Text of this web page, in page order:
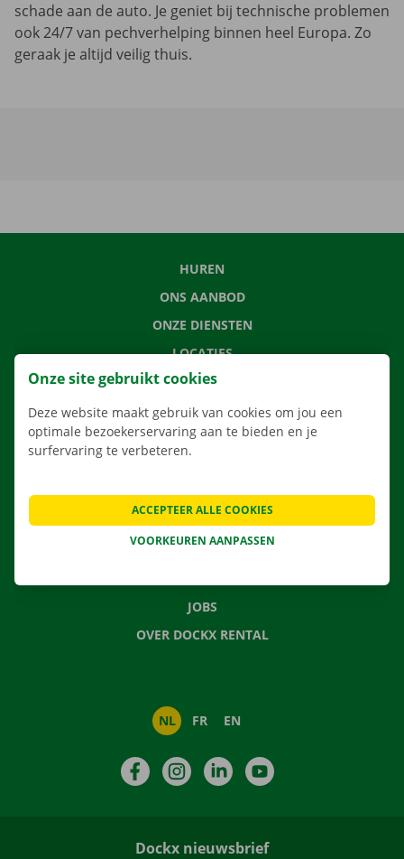
schade aan de auto. Je geniet bij technische problemen
ook 24/7 van pechverhelping binnen heel Europa. Zo
geraak je altijd veilig thuis.
HUREN
ONS AANBOD
ONZE DIENSTEN
LOCATIES
APP
VERHUISOPLOSSINGEN
CONTACTEER ONS
VEELGESTELDE VRAGEN
NIEUWS
JOBS
OVER DOCKX RENTAL
NL FR EN
FacebookInstagramLinkedIn
Dockx nieuwsbrief
Onze site gebruikt cookies
Deze website maakt gebruik van cookies om jou een
optimale bezoekerservaring aan te bieden en je
surfervaring te verbeteren.
VOORKEUREN AANPASSEN
ACCEPTEER ALLE COOKIES